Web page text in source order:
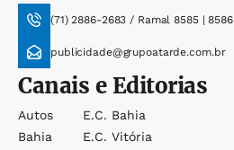
(71) 2886-2683 / Ramal 8585 | 8586
publicidade@grupoatarde.com.br
Canais e Editorias
Autos
Bahia
E.c. Bahia
E.c. Vitória